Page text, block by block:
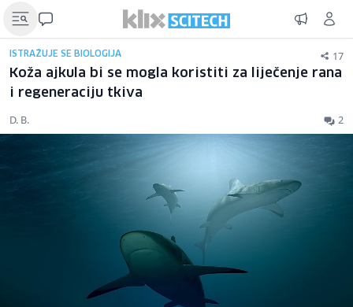
ISTRAŽUJE SE BIOLOGIJA 17
Koža ajkula bi se mogla koristiti za liječenje rana
i regeneraciju tkiva
D. B. 2